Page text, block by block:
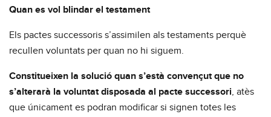
Quan es vol blindar el testament
Els pactes successoris s’assimilen als testaments perquè
recullen voluntats per quan no hi siguem.
Constitueixen la solució quan s’està convençut que no
s’alterarà la voluntat disposada al pacte successori, atès
que únicament es podran modificar si signen totes les